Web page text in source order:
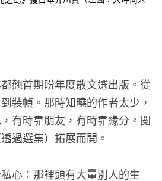
翹首期盼年度散文選出版。從
裝幀。那時知曉的作者太少，
有時靠朋友，有時靠緣分。閱
過選集）拓展而開。
心：那裡頭有大量別人的生